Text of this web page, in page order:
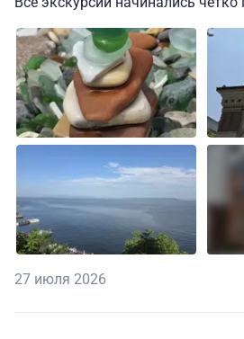
автобусы комфортабельные.
Огромная благодарность гидам
любовь к родному краю. Все экскурсии
хочется отдельно выделить
экскурсию и иммерсивную "Тени
необычный формат
Понравилось и детям, и
Одно небольшое пожелание -
гастрономическую экскурсию
утром после завтрака ещё не
аппетит)) но это мелочи
27 июля 2026